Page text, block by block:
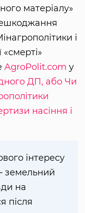
матеріалу»
і
AgroPolit.com у
ДП, або Чи
насіння і
інтересу
земельний
на
після